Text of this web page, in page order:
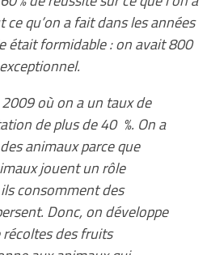
qu’on a fait dans les années
était formidable : on avait 800
où on a un taux de
de plus de 40 %. On a
animaux parce que
jouent un rôle
consomment des
Donc, on développe
des fruits